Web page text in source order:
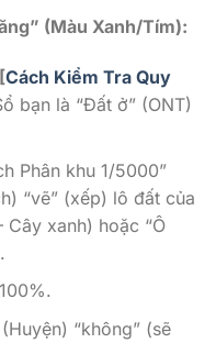
(Màu Xanh/Tím):
[Cách Kiểm Tra Quy
bạn là “Đất ở” (ONT)
Phân khu 1/5000”
“vẽ” (xếp) lô đất của
Cây xanh) hoặc “Ô
“không” (sẽ